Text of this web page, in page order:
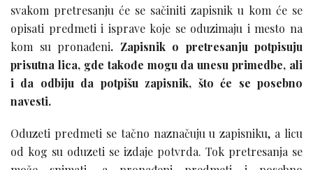
svakom pretresanju će se sačiniti zapisnik u kom će se
opisati predmeti i isprave koje se oduzimaju i mesto na
kom su pronađeni. Zapisnik o pretresanju potpisuju
prisutna lica, gde takođe mogu da unesu primedbe, ali
i da odbiju da potpišu zapisnik, što će se posebno
navesti.
Oduzeti predmeti se tačno naznačuju u zapisniku, a licu
od kog su oduzeti se izdaje potvrda. Tok pretresanja se